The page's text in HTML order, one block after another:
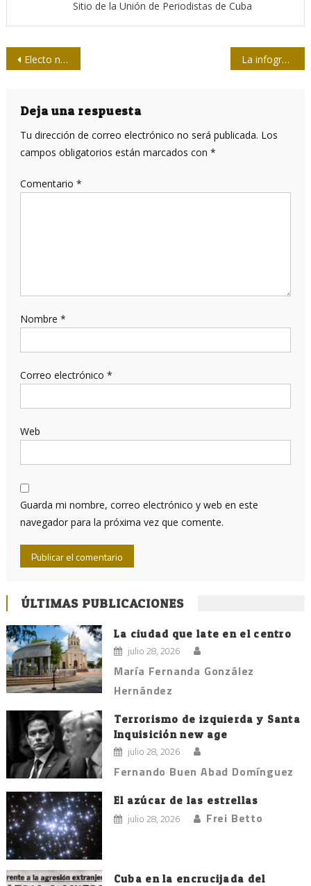
Sitio de la Unión de Periodistas de Cuba
Navegación
entradas
Electo nuevo Comité Nacional de la Unión de Periodistas de Cuba La infografía se abre más espacios
Deja una respuesta
Tu dirección de correo electrónico no será publicada. Los
campos obligatorios están marcados con *
Comentario *
Nombre *
Correo electrónico *
Web
Guarda mi nombre, correo electrónico y web en este
navegador para la próxima vez que comente.
ÚLTIMAS PUBLICACIONES
La ciudad que late en el centro
julio 28, 2026
María Fernanda González
Hernández
Terrorismo de izquierda y Santa
Inquisición new age
julio 28, 2026
Fernando Buen Abad Domínguez
El azúcar de las estrellas
julio 28, 2026 Frei Betto
Cuba en la encrucijada del